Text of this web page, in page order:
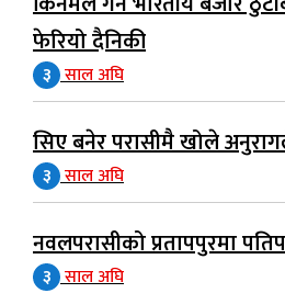
फेरियो दैनिकी
३ साल अघि
सिए बनेर परासीमै खोले
३ साल अघि
नवलपरासीको प्रतापपुरमा
३ साल अघि